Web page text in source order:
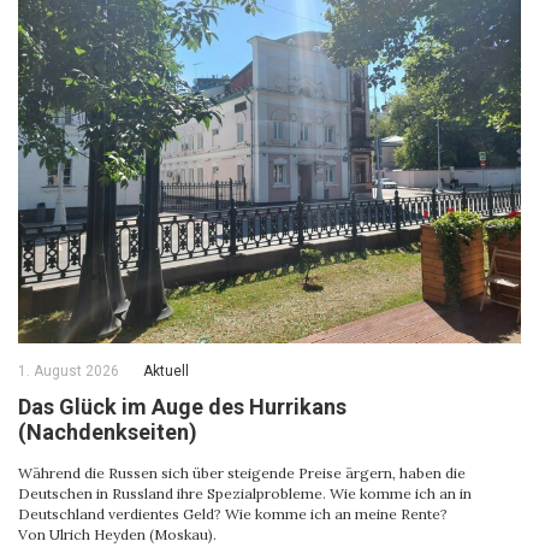
1. August 2026 Aktuell
Das Glück im Auge des Hurrikans
(Nachdenkseiten)
Während die Russen sich über steigende Preise ärgern, haben die
Deutschen in Russland ihre Spezialprobleme. Wie komme ich an in
Deutschland verdientes Geld? Wie komme ich an meine Rente?
Von Ulrich Heyden (Moskau).